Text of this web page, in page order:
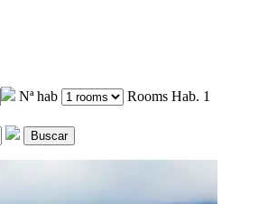
Nª hab Rooms Hab. 1
Buscar